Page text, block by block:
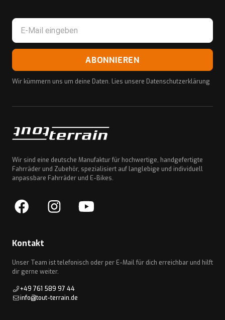
ABONNIEREN
Wir kümmern uns um deine Daten. Lies unsere Datenschutzerklärung
Wir sind eine deutsche Manufaktur für hochwertige, handgefertigte
Fahrräder und Zubehör, spezialisiert auf langlebige und individuell
anpassbare Fahrräder und E-Bikes.
Kontakt
Unser Team ist telefonisch oder per E-Mail für dich erreichbar und hilft
dir gerne weiter.
+49 761 589 97 44
info@tout-terrain.de